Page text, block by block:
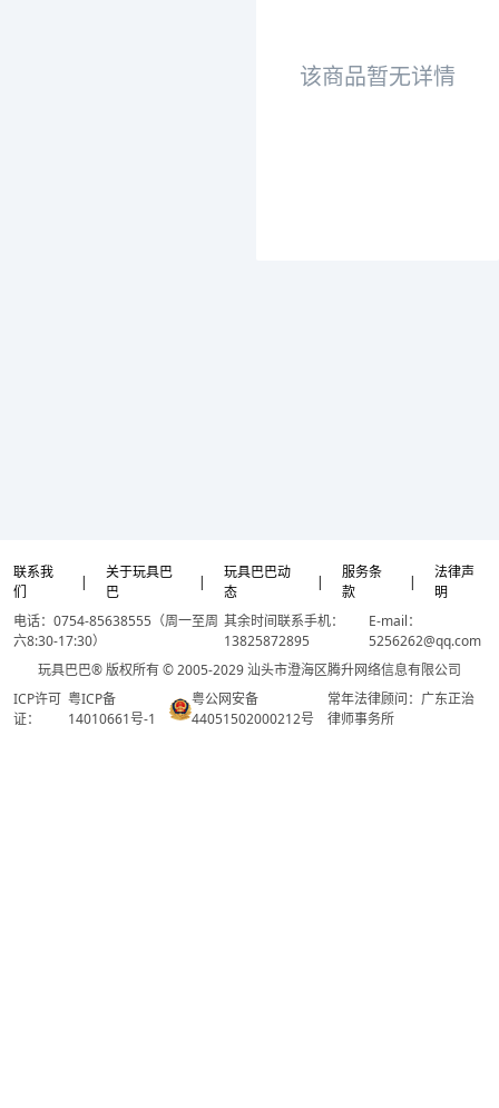
该商品暂无详情
联系我
们
|
关于玩具巴
巴
|
玩具巴巴动
态
|
服务条
款
|
法律声
明
电话：0754-85638555（周一至周
六8:30-17:30）
其余时间联系手机：
13825872895
E-mail：
5256262@qq.com
玩具巴巴® 版权所有 © 2005-2029 汕头市澄海区腾升网络信息有限公司
ICP许可
证：
粤ICP备
14010661号-1
粤公网安备
44051502000212号
常年法律顾问：广东正治
律师事务所